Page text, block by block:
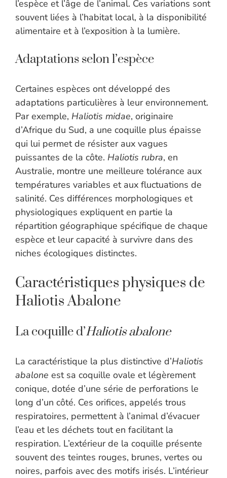
l’espèce et l’âge de l’animal. Ces variations sont
souvent liées à l’habitat local, à la disponibilité
alimentaire et à l’exposition à la lumière.
Adaptations selon l’espèce
Certaines espèces ont développé des
adaptations particulières à leur environnement.
Par exemple, Haliotis midae, originaire
d’Afrique du Sud, a une coquille plus épaisse
qui lui permet de résister aux vagues
puissantes de la côte. Haliotis rubra, en
Australie, montre une meilleure tolérance aux
températures variables et aux fluctuations de
salinité. Ces différences morphologiques et
physiologiques expliquent en partie la
répartition géographique spécifique de chaque
espèce et leur capacité à survivre dans des
niches écologiques distinctes.
Caractéristiques physiques de
Haliotis Abalone
La coquille d’Haliotis abalone
La caractéristique la plus distinctive d’Haliotis
abalone est sa coquille ovale et légèrement
conique, dotée d’une série de perforations le
long d’un côté. Ces orifices, appelés trous
respiratoires, permettent à l’animal d’évacuer
l’eau et les déchets tout en facilitant la
respiration. L’extérieur de la coquille présente
souvent des teintes rouges, brunes, vertes ou
noires, parfois avec des motifs irisés. L’intérieur